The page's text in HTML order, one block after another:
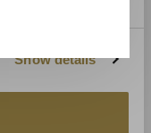
Show details